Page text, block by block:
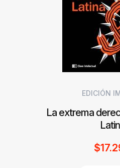
EDICIÓN
La extrema
$